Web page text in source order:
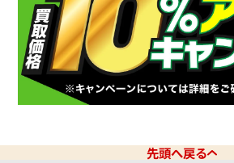
先頭へ戻る